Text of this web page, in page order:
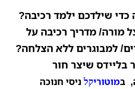
כדי שילדכם ילמד רכיבה?
מורה/ מדריך רכיבה על
למבוגרים ללא הצלחה?
בליידס שיצר חור
במוטוריקל ניסי חנוכה